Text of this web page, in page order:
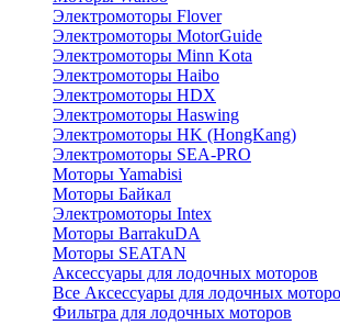
Электромоторы Flover
Электромоторы MotorGuide
Электромоторы Minn Kota
Электромоторы Haibo
Электромоторы HDX
Электромоторы Haswing
Электромоторы HK (HongKang)
Электромоторы SEA-PRO
Моторы Yamabisi
Моторы Байкал
Электромоторы Intex
Моторы BarrakuDA
Моторы SEATAN
Аксессуары для лодочных моторов
Все Аксессуары для лодочных
Фильтра для лодочных моторов